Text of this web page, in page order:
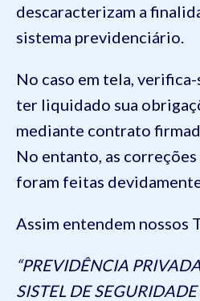
descaracterizam a
sistema previdenciário.
No caso em tela,
ter liquidado sua
mediante contrato
No entanto, as
foram feitas
Assim entendem nossos
“PREVIDÊNCIA
SISTEL DE